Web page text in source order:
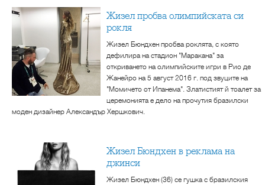
Жизел пробва олимпийската си
рокля
Жизел Бюндхен пробва роклята, с която
дефилира на стадион "Маракана" за
откриването на олимпийските игри в Рио де
Жанейро на 5 август 2016 г. под звуците на
"Момичето от Ипанема". Златистият й тоалет за
церемонията е дело на прочутия бразилски
моден дизайнер Александър Хершкович.
Жизел Бюндхен в реклама на
джинси
Жизел Бюндхен (36) се гушка с бразилския